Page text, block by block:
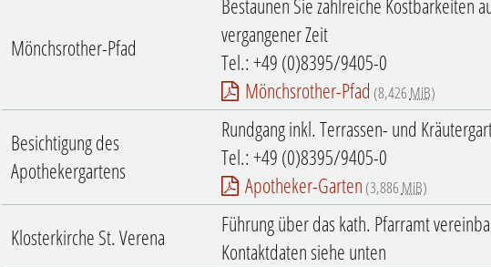
Mönchsrother-Pfad
vergangener Zeit
Tel.: +49 (0)8395/9405-0
Mönchsrother-Pfad (8,426 MiB)
Besichtigung des
Apothekergartens
Rundgang inkl. Terrassen- und
Tel.: +49 (0)8395/9405-0
Apotheker-Garten (3,886 MiB)
Klosterkirche St. Verena
Führung über das kath. Pfarramt
Kontaktdaten siehe unten